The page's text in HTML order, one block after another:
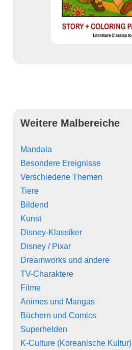
Weitere Malbereiche
Mandala
Besondere Ereignisse
Verschiedene Themen
Tiere
Bildend
Kunst
Disney-Klassiker
Disney / Pixar
Dreamworks und andere
TV-Charaktere
Filme
Animes und Mangas
Büchern und Comics
Superhelden
K-Culture (Koreanische Kultur)